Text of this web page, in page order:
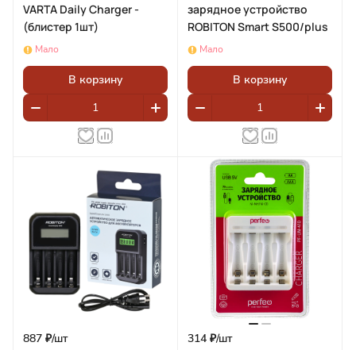
VARTA Daily Charger -
(блистер 1шт)
Мало
В корзину
зарядное устройство
ROBITON Smart S500/plus
Мало
В корзину
887 ₽/шт
314 ₽/шт